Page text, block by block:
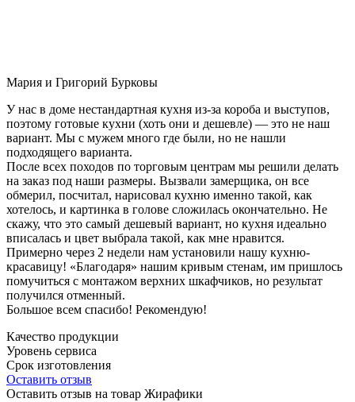
Мария и Григорий Бурковы
У нас в доме нестандартная кухня из-за короба и выступов,
поэтому готовые кухни (хоть они и дешевле) — это не наш
вариант. Мы с мужем много где были, но не нашли
подходящего варианта.
После всех походов по торговым центрам мы решили делать
на заказ под наши размеры. Вызвали замерщика, он все
обмерил, посчитал, нарисовал кухню именно такой, как
хотелось, и картинка в голове сложилась окончательно. Не
скажу, что это самый дешевый вариант, но кухня идеально
вписалась и цвет выбрала такой, как мне нравится.
Примерно через 2 недели нам установили нашу кухню-
красавицу! «Благодаря» нашим кривым стенам, им пришлось
помучиться с монтажом верхних шкафчиков, но результат
получился отменный.
Большое всем спасибо! Рекомендую!
Качество продукции
Уровень сервиса
Срок изготовления
Оставить отзыв
Оставить отзыв на товар Жирафики